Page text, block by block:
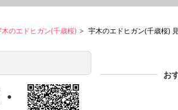
木のエドヒガン(千歳桜) 宇木のエドヒガン(千歳桜)
お